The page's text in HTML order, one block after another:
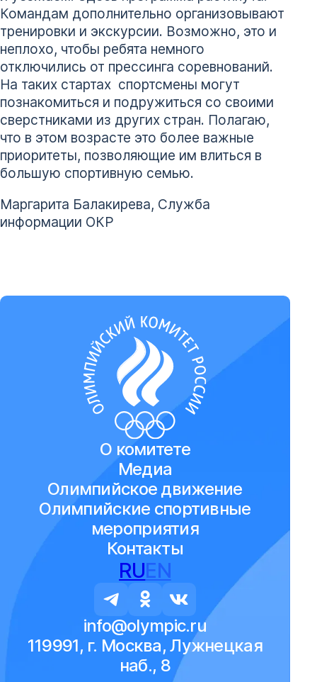
Командам дополнительно организовывают
тренировки и экскурсии. Возможно, это и
неплохо, чтобы ребята немного
отключились от прессинга соревнований.
На таких стартах спортсмены могут
познакомиться и подружиться со своими
сверстниками из других стран. Полагаю,
что в этом возрасте это более важные
приоритеты, позволяющие им влиться в
большую спортивную семью.
Маргарита Балакирева, Служба
информации ОКР
О комитете
Медиа
Олимпийское движение
Олимпийские спортивные
мероприятия
Контакты
RUEN
info@olympic.ru
119991, г. Москва, Лужнецкая
наб., 8